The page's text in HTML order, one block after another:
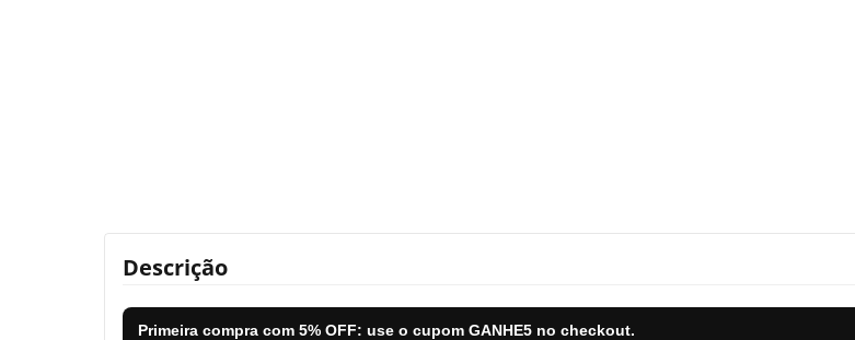
Descrição
Primeira compra com 5% OFF: use o cupom GANHE5 no checkout.